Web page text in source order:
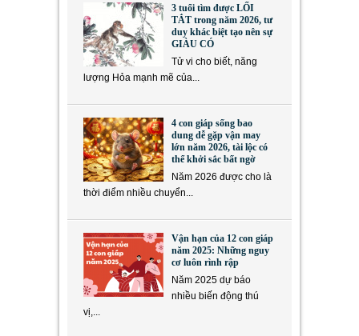
3 tuổi tìm được LỐI
TẮT trong năm 2026, tư
duy khác biệt tạo nên sự
GIÀU CÓ
Tử vi cho biết, năng
lượng Hỏa mạnh mẽ của...
4 con giáp sống bao
dung dễ gặp vận may
lớn năm 2026, tài lộc có
thể khởi sắc bất ngờ
Năm 2026 được cho là
thời điểm nhiều chuyển...
Vận hạn của 12 con giáp
năm 2025: Những nguy
cơ luôn rình rập
Năm 2025 dự báo
nhiều biến động thú
vị,...